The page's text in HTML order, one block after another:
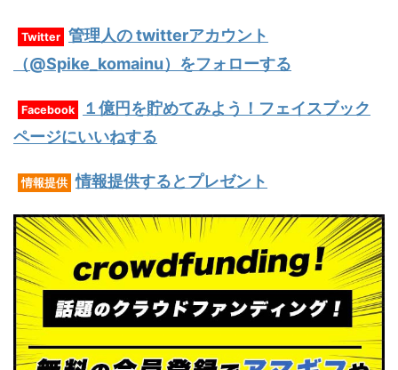
Twitter 管理人の twitterアカウント
（@Spike_komainu）をフォローする
Facebook
１億円を貯めてみよう！フェイスブック
ページにいいねする
情報提供 情報提供するとプレゼント